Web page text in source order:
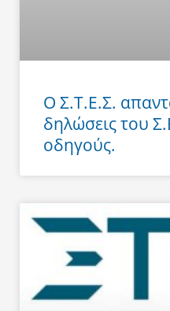
Ο Σ.Τ.Ε.Σ.
δηλώσεις του
οδηγούς.